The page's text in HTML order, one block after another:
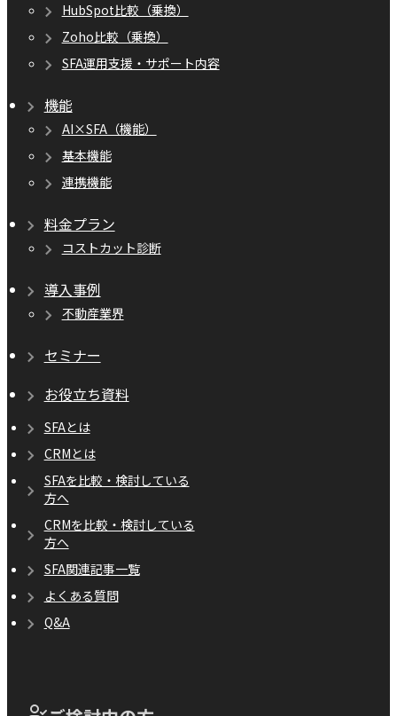
HubSpot比較（乗換）
Zoho比較（乗換）
SFA運用支援・サポート内容
機能
AI×SFA（機能）
基本機能
連携機能
料金プラン
コストカット診断
導入事例
不動産業界
セミナー
お役立ち資料
SFAとは
CRMとは
SFAを比較・検討している
方へ
CRMを比較・検討している
方へ
SFA関連記事一覧
よくある質問
Q&A